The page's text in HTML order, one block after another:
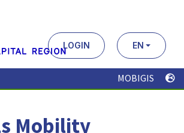
LOGIN EN
MOBIGIS
Mobility